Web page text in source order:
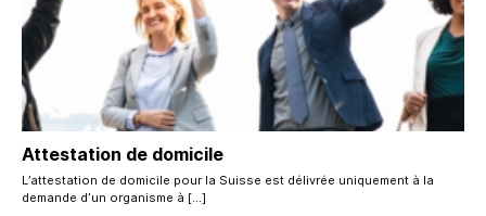
Attestation de domicile
L’attestation de domicile pour la Suisse est délivrée uniquement à la
demande d’un organisme à […]